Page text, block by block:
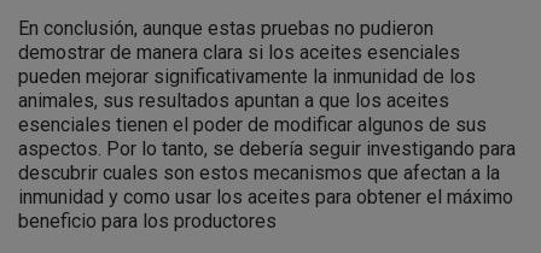
En conclusión, aunque estas pruebas no pudieron
demostrar de manera clara si los aceites esenciales
pueden mejorar significativamente la inmunidad de los
animales, sus resultados apuntan a que los aceites
esenciales tienen el poder de modificar algunos de sus
aspectos. Por lo tanto, se debería seguir investigando para
descubrir cuales son estos mecanismos que afectan a la
inmunidad y como usar los aceites para obtener el máximo
beneficio para los productores